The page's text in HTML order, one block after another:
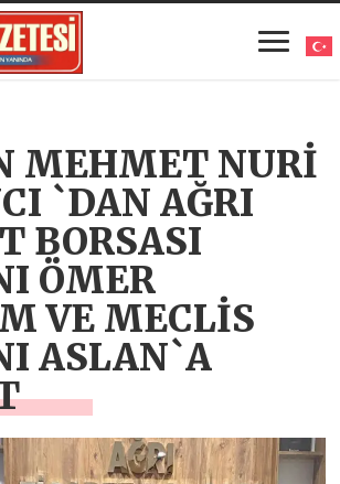
MEHMET NURİ
`DAN AĞRI
BORSASI
ÖMER
VE MECLİS
ASLAN`A